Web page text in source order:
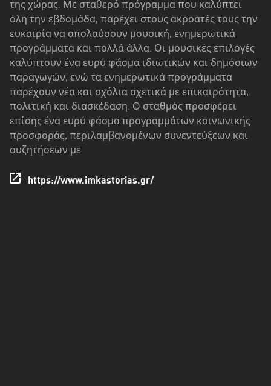
Θεσσαλία
Ιόνια
νησιά
Κεντρική
Μακεδονία
Κρήτη
Νότιο
Πελοπόννησος
της χώρας. Με σταθερό πρόγραμμα που καλύπτει
όλη την εβδομάδα, παρέχει στους ακροατές τους την
ευκαιρία να απολαύσουν μουσική, ενημερωτικά
προγράμματα και πολλά άλλα. Οι μουσικές επιλογές
καλύπτουν ένα ευρύ φάσμα ιδιωτικών και δημόσιων
παραγωγών, ενώ τα ενημερωτικά προγράμματα
παρέχουν νέα και σχόλια σχετικά με επικαιρότητα,
πολιτική και διασκέδαση. Ο σταθμός προσφέρει
επίσης ένα ευρύ φάσμα προγραμμάτων κοινωνικής
προσφοράς, περιλαμβανομένων συνεντεύξεων και
συζητήσεων με
https://www.imkastorias.gr/